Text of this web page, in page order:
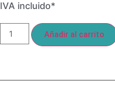
IVA incluido*
Añadir al carrito